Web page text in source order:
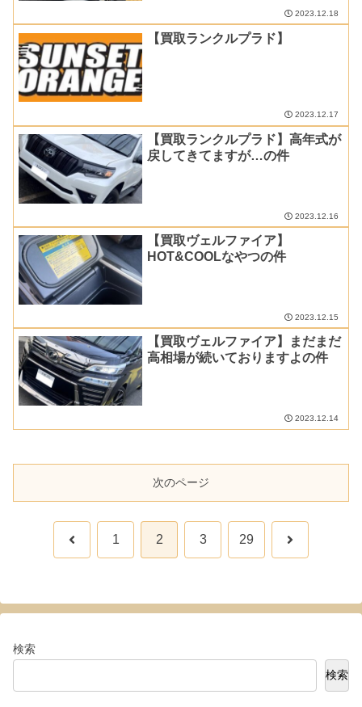
2023.12.18
【買取ランクルプラド】
2023.12.17
【買取ランクルプラド】高年式が
戻してきてますが…の件
2023.12.16
【買取ヴェルファイア】
HOT&COOLなやつの件
2023.12.15
【買取ヴェルファイア】まだまだ
高相場が続いておりますよの件
2023.12.14
次のページ
前 1 2 3 29 次
検索
検索